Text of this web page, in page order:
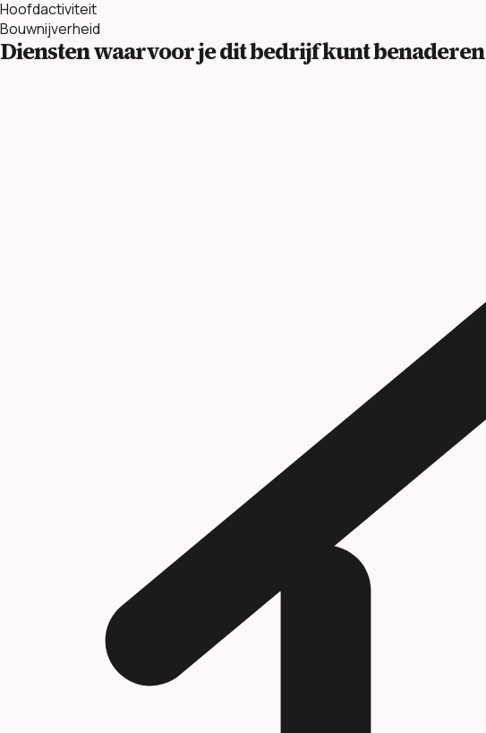
Hoofdactiviteit
Bouwnijverheid
Diensten waarvoor je dit bedrijf kunt benaderen